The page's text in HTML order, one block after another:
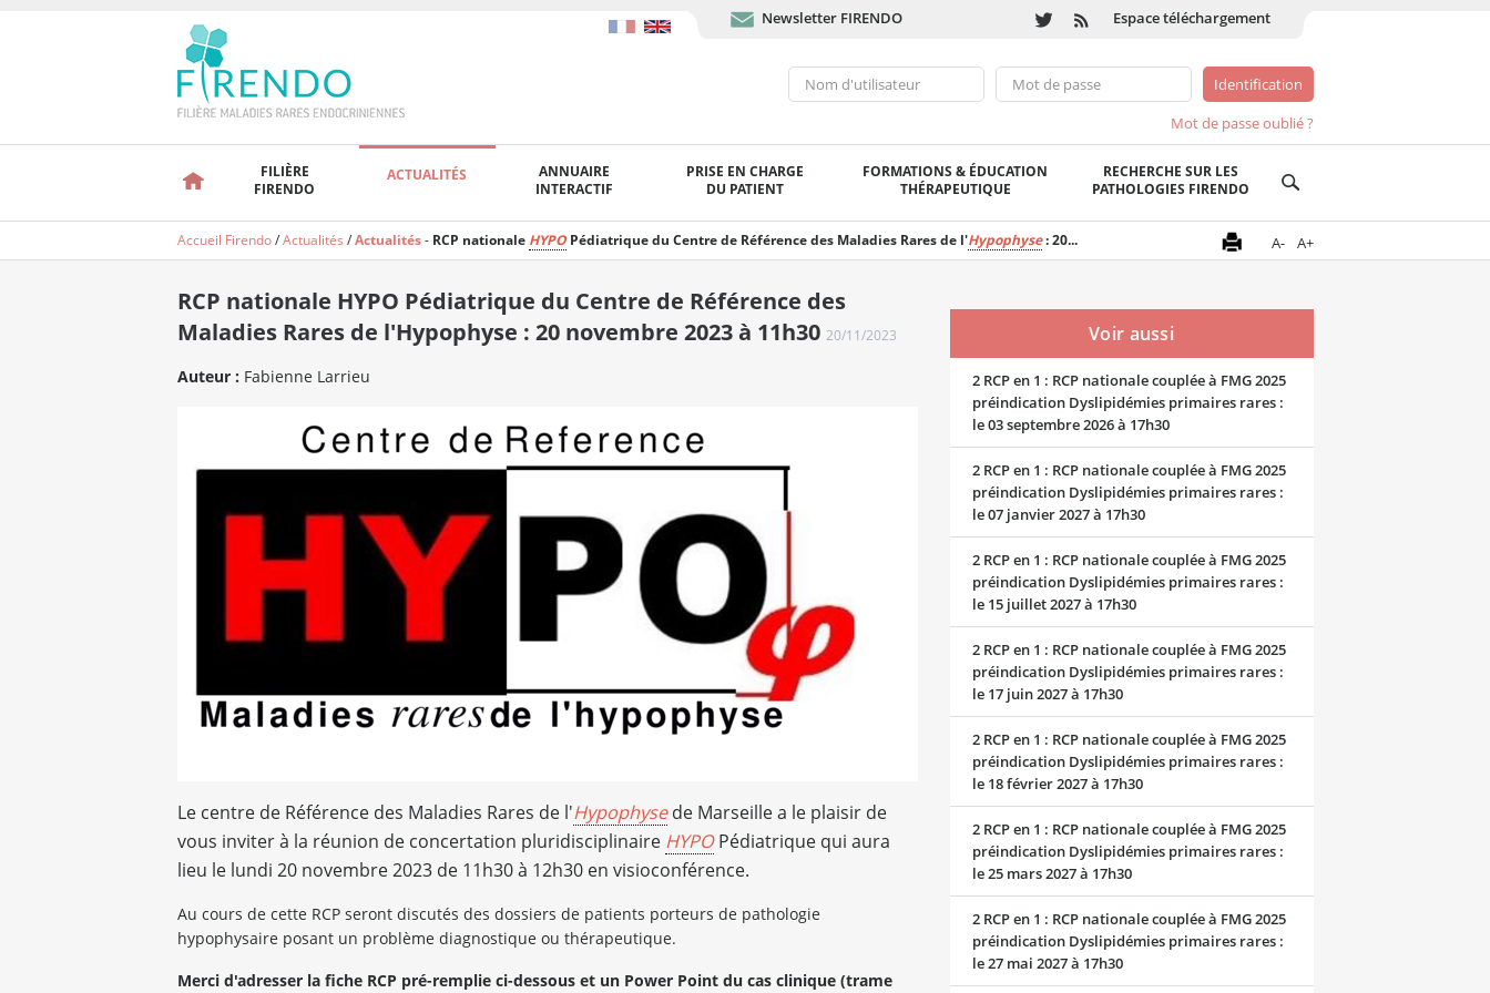
Newsletter FIRENDO Espace téléchargement
Mot de passe oublié ?
FILIÈRE
FIRENDO
ACTUALITÉS
ANNUAIRE
INTERACTIF
PRISE EN CHARGE
DU PATIENT
FORMATIONS & ÉDUCATION
THÉRAPEUTIQUE
RECHERCHE SUR LES
PATHOLOGIES FIRENDO
Accueil Firendo/Actualités /Actualités- RCP nationale HYPOPédiatrique du Centre de Référence des Maladies Rares de l'Hypophyse: 20... A- A+
RCP nationale HYPO Pédiatrique du Centre de Référence des
Maladies Rares de l'Hypophyse : 20 novembre 2023 à 11h30 20/11/2023
Auteur : Fabienne Larrieu
Le centre de Référence des Maladies Rares de l'Hypophysede Marseille a le plaisir de
vous inviter à la réunion de concertation pluridisciplinaire HYPOPédiatrique qui aura
lieu le lundi 20 novembre 2023 de 11h30 à 12h30 en visioconférence.
Au cours de cette RCP seront discutés des dossiers de patients porteurs de pathologie
hypophysaire posant un problème diagnostique ou thérapeutique.
Merci d'adresser la fiche RCP pré-remplie ci-dessous et un Power Point du cas clinique (trame
Voir aussi
2 RCP en 1 : RCP nationale couplée à FMG 2025
préindication Dyslipidémies primaires rares :
le 03 septembre 2026 à 17h30
2 RCP en 1 : RCP nationale couplée à FMG 2025
préindication Dyslipidémies primaires rares :
le 07 janvier 2027 à 17h30
2 RCP en 1 : RCP nationale couplée à FMG 2025
préindication Dyslipidémies primaires rares :
le 15 juillet 2027 à 17h30
2 RCP en 1 : RCP nationale couplée à FMG 2025
préindication Dyslipidémies primaires rares :
le 17 juin 2027 à 17h30
2 RCP en 1 : RCP nationale couplée à FMG 2025
préindication Dyslipidémies primaires rares :
le 18 février 2027 à 17h30
2 RCP en 1 : RCP nationale couplée à FMG 2025
préindication Dyslipidémies primaires rares :
le 25 mars 2027 à 17h30
2 RCP en 1 : RCP nationale couplée à FMG 2025
préindication Dyslipidémies primaires rares :
le 27 mai 2027 à 17h30